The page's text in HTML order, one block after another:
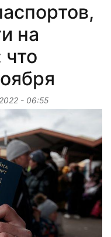
на
- 06:55